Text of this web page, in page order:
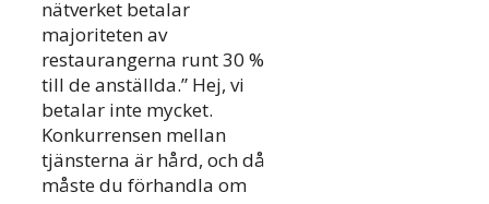
nätverket betalar
majoriteten av
restaurangerna runt 30 %
till de anställda.” Hej, vi
betalar inte mycket.
Konkurrensen mellan
tjänsterna är hård, och då
måste du förhandla om